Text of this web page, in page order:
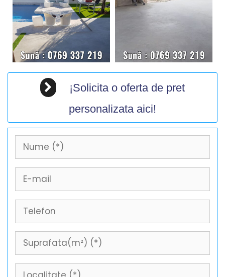
¡Solicita o oferta de pret
personalizata aici!